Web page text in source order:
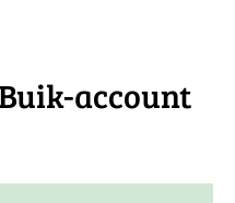
account